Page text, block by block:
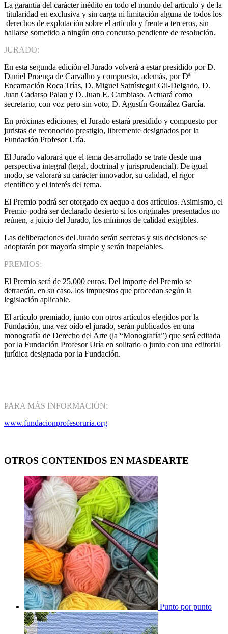
La garantía del carácter inédito en todo el mundo del artículo y de la
titularidad en exclusiva y sin carga ni limitación alguna de todos los
derechos de explotación sobre el artículo y frente a terceros, sin
hallarse sometido a ningún otro concurso pendiente de resolución.
JURADO:
En esta segunda edición el Jurado volverá a estar presidido por D.
Daniel Proença de Carvalho y compuesto, además, por Dª
Encarnación Roca Trías, D. Miguel Satrústegui Gil-Delgado, D.
Juan Cadarso Palau y D. Juan E. Cambiaso. Actuará como
secretario, con voz pero sin voto, D. Agustín González García.
En próximas ediciones, el Jurado estará presidido y compuesto por
juristas de reconocido prestigio, libremente designados por la
Fundación Profesor Uría.
El Jurado valorará que el tema desarrollado se trate desde una
perspectiva integral (legal, doctrinal y jurisprudencial). De igual
modo, se valorará su carácter innovador, su calidad, el rigor
científico y el interés del tema.
El Premio podrá ser otorgado ex aequo a dos artículos. Asimismo, el
Premio podrá ser declarado desierto si los originales presentados no
reúnen, a juicio del Jurado, los mínimos de calidad exigibles.
Las deliberaciones del Jurado serán secretas y sus decisiones se
adoptarán por mayoría simple y serán inapelables.
PREMIOS:
El Premio será de 25.000 euros. Del importe del Premio se
detraerán, en su caso, los impuestos que procedan según la
legislación aplicable.
El artículo premiado, junto con otros artículos elegidos por la
Fundación, una vez oído el jurado, serán publicados en una
monografía de Derecho del Arte (la “Monografía”) que será editada
por la Fundación Profesor Uría en solitario o junto con una editorial
jurídica designada por la Fundación.
PARA MÁS INFORMACIÓN:
www.fundacionprofesoruria.org
OTROS CONTENIDOS EN MASDEARTE
Punto por punto